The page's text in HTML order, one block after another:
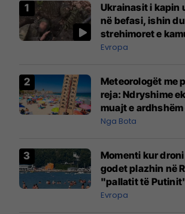
Ukrainasit i kapin
në befasi, ishin
strehimoret e
Evropa
Meteorologët me
reja: Ndryshime
muajt e
pazakontë
Nga Bota
Momenti kur
godet plazhin në
"pallatit të
Evropa